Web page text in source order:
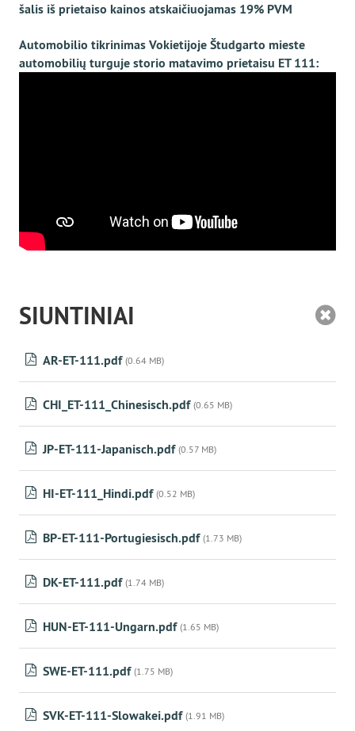
šalis iš prietaiso kainos atskaičiuojamas 19% PVM
Automobilio tikrinimas Vokietijoje Študgarto mieste
automobilių turguje storio matavimo prietaisu ЕТ 111:
SIUNTINIAI
AR-ET-111.pdf (0.64 MB)
CHI_ET-111_Chinesisch.pdf (0.65 MB)
JP-ET-111-Japanisch.pdf (0.57 MB)
HI-ET-111_Hindi.pdf (0.52 MB)
BP-ET-111-Portugiesisch.pdf (1.73 MB)
DK-ET-111.pdf (1.74 MB)
HUN-ET-111-Ungarn.pdf (1.65 MB)
SWE-ET-111.pdf (1.75 MB)
SVK-ET-111-Slowakei.pdf (1.91 MB)